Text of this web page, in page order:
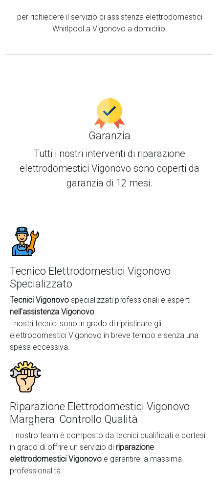
per richiedere il servizio di assistenza elettrodomestici
Whirlpool a Vigonovo a domicilio.
Garanzia
Tutti i nostri interventi di riparazione
elettrodomestici Vigonovo sono coperti da
garanzia di 12 mesi.
Tecnico Elettrodomestici Vigonovo
Specializzato
Tecnici Vigonovo specializzati professionali e esperti
nell'assistenza Vigonovo.
I nostri tecnici sono in grado di ripristinare gli
elettrodomestici Vigonovo in breve tempo e senza una
spesa eccessiva.
Riparazione Elettrodomestici Vigonovo
Marghera: Controllo Qualità
Il nostro team è composto da tecnici qualificati e cortesi
in grado di offrire un servizio di riparazione
elettrodomestici Vigonovo e garantire la massima
professionalità.